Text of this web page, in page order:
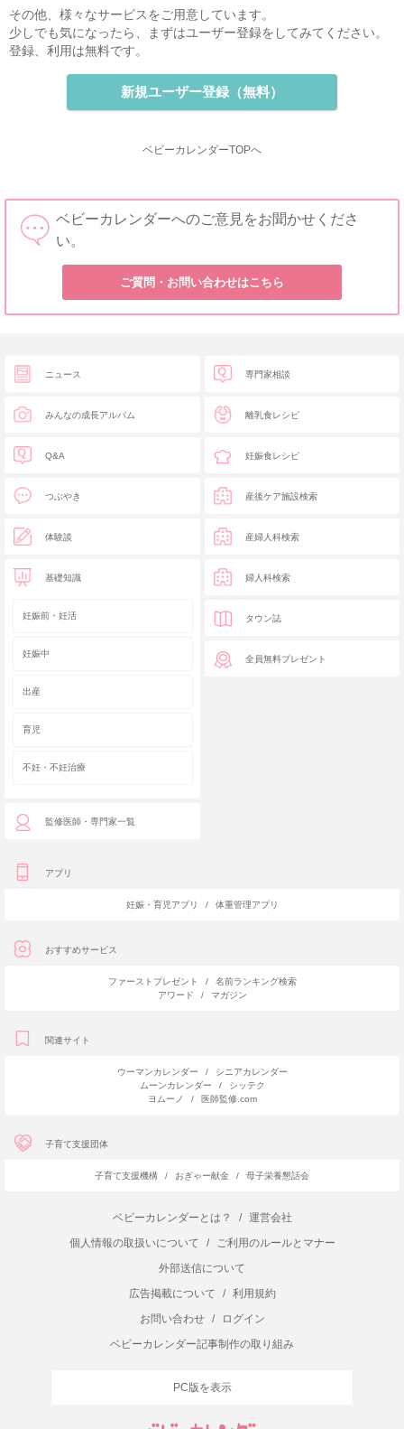
その他、様々なサービスをご用意しています。
少しでも気になったら、まずはユーザー登録をしてみてください。
登録、利用は無料です。
新規ユーザー登録（無料）
ベビーカレンダーTOPへ
ベビーカレンダーへのご意見をお聞かせくださ
い。
ご質問・お問い合わせはこちら
ニュース
みんなの成長アルバム
Q&A
つぶやき
体験談
基礎知識
妊娠前・妊活
妊娠中
出産
育児
不妊・不妊治療
監修医師・専門家一覧
専門家相談
離乳食レシピ
妊娠食レシピ
産後ケア施設検索
産婦人科検索
婦人科検索
タウン誌
全員無料プレゼント
アプリ
妊娠・育児アプリ / 体重管理アプリ
おすすめサービス
ファーストプレゼント /
名前ランキング検索
アワード
/ マガジン
関連サイト
ウーマンカレンダー /
シニアカレンダー
ムーンカレンダー
/
シッテク
ヨムーノ
/ 医師監修.com
子育て支援団体
子育て支援機構 / おぎゃー献金 / 母子栄養懇話会
ベビーカレンダーとは？ /
運営会社
個人情報の取扱いについて
/
ご利用のルールとマナー
外部送信について
広告掲載について
/
利用規約
お問い合わせ
/
ログイン
ベビーカレンダー記事制作の取り組み
PC版を表示